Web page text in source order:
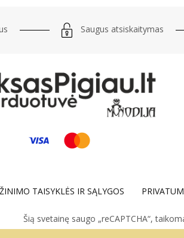
Saugus atsiskaitymas
TAISYKLĖS IR SĄLYGOS
Šią svetainę saugo „reCAPTCHA“,